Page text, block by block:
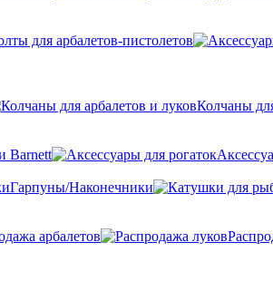
для арбалетов-пистолетов
Колчаны
Barnett
Гарпуны/Наконечники
арбалетов